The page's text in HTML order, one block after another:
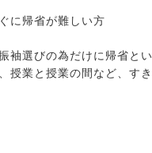
に帰省が難しい方
袖選びの為だけに帰省と
授業と授業の間など、す